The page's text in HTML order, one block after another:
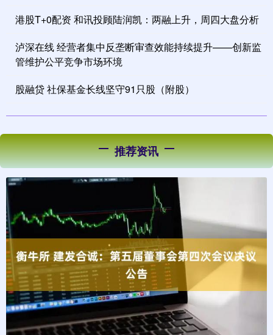
港股T+0配资 和讯投顾陆润凯：两融上升，周四大盘分析
泸深在线 经营者集中反垄断审查效能持续提升——创新监
管维护公平竞争市场环境
股融贷 社保基金长线坚守91只股（附股）
推荐资讯